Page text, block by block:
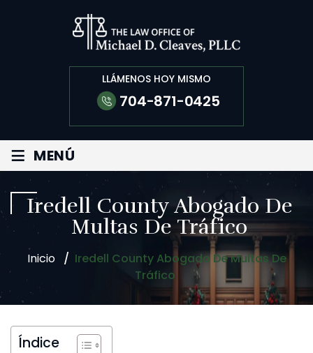
LLÁMENOS HOY MISMO
704-871-0425
≡ MENÚ
Iredell County Abogado De
Multas De Tráfico
Inicio / Iredell County Abogado De Multas De
Tráfico
Índice